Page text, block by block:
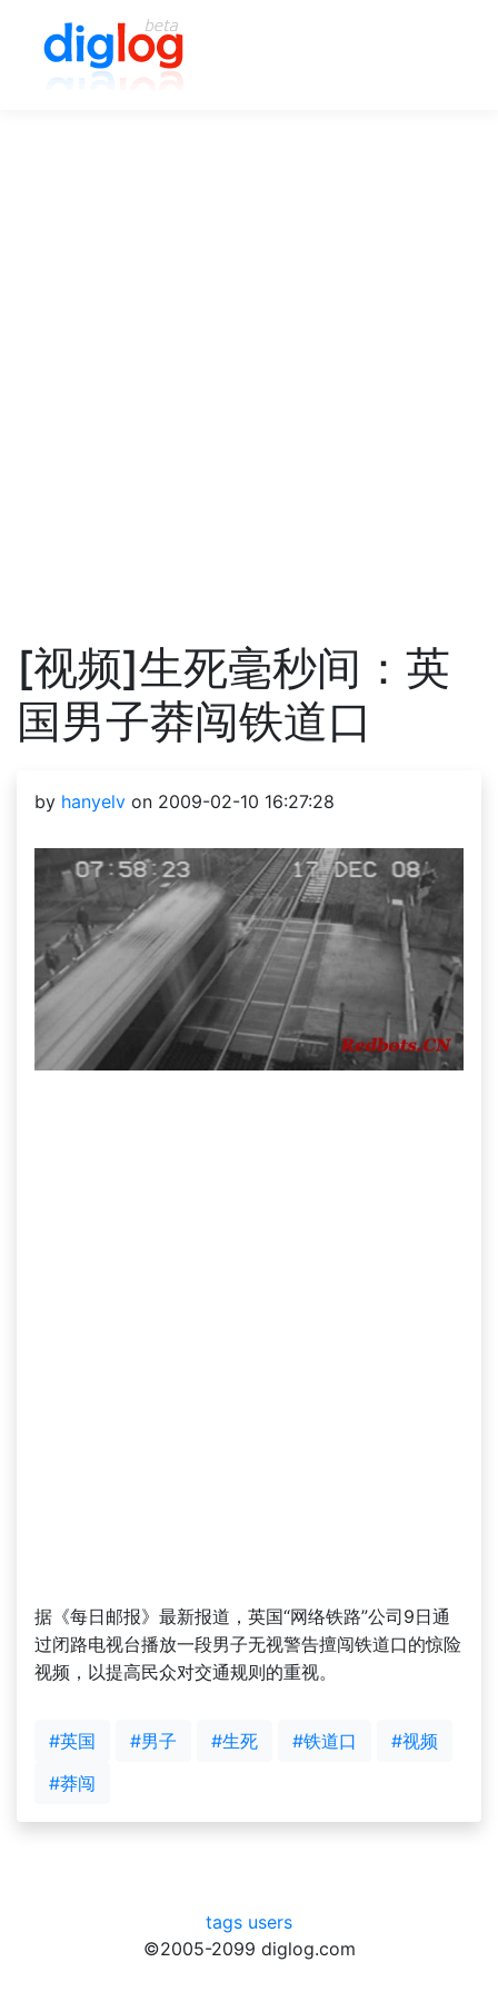
[视频]生死毫秒间：英
国男子莽闯铁道口
by hanyelv on 2009-02-10 16:27:28
据《每日邮报》最新报道，英国“网络铁路”公司9日通
过闭路电视台播放一段男子无视警告擅闯铁道口的惊险
视频，以提高民众对交通规则的重视。
#英国 #男子 #生死 #铁道口
#视频
#莽闯
tags users
©2005-2099 diglog.com